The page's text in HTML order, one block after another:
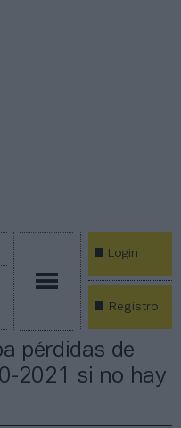
Login
Registro
pérdidas de
2021 si no hay